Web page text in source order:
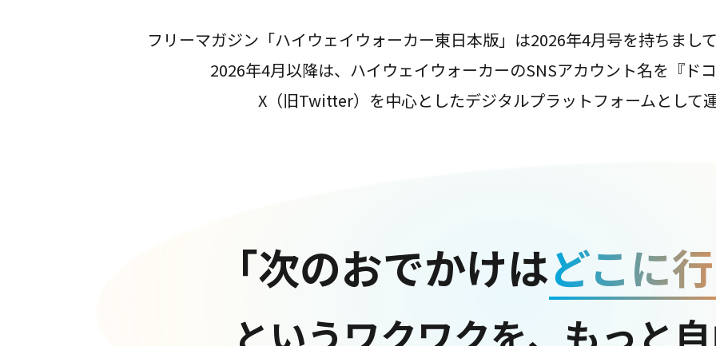
フリーマガジン「ハイウェイウォーカー東日本版」は2026年4月号を持ちまし
2026年4月以降は、ハイウェイウォーカーのSNSアカウント名を『ド
X（旧Twitter）を中心としたデジタルプラットフォームとして
「次のおでかけはどこに
というワクワクを、もっと